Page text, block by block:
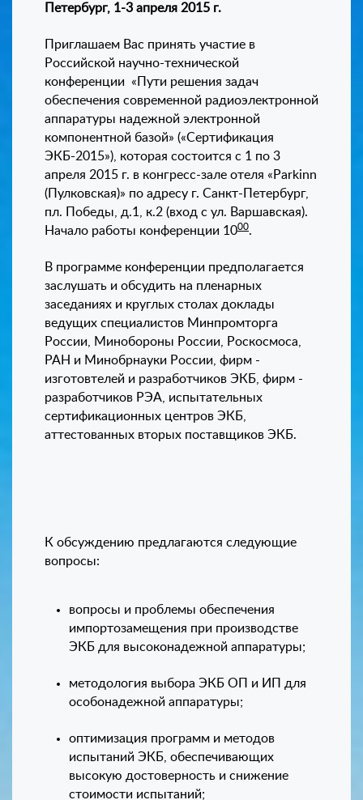
Петербург, 1-3 апреля 2015 г.
Приглашаем Вас принять участие в
Российской научно-технической
конференции «Пути решения задач
обеспечения современной радиоэлектронной
аппаратуры надежной электронной
компонентной базой» («Сертификация
ЭКБ-2015»), которая состоится с 1 по 3
апреля 2015 г. в конгресс-зале отеля «Parkinn
(Пулковская)» по адресу г. Санкт-Петербург,
пл. Победы, д.1, к.2 (вход с ул. Варшавская).
Начало работы конференции 1000.
В программе конференции предполагается
заслушать и обсудить на пленарных
заседаниях и круглых столах доклады
ведущих специалистов Минпромторга
России, Минобороны России, Роскосмоса,
РАН и Минобрнауки России, фирм -
изготовтелей и разработчиков ЭКБ, фирм -
разработчиков РЭА, испытательных
сертификационных центров ЭКБ,
аттестованных вторых поставщиков ЭКБ.
К обсуждению предлагаются следующие
вопросы:
вопросы и проблемы обеспечения
импортозамещения при производстве
ЭКБ для высоконадежной аппаратуры;
методология выбора ЭКБ ОП и ИП для
особонадежной аппаратуры;
оптимизация программ и методов
испытаний ЭКБ, обеспечивающих
высокую достоверность и снижение
стоимости испытаний;